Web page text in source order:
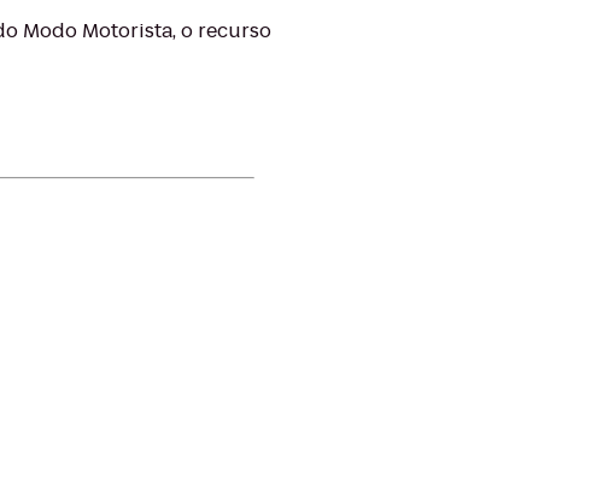
Modo Motorista, o recurso